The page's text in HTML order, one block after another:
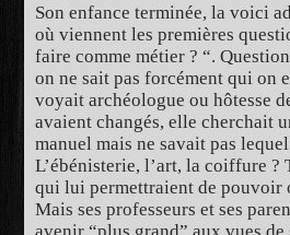
Son enfance terminée, la voici
où viennent les premières
faire comme métier ? “.
on ne sait pas forcément qui on
voyait archéologue ou hôtesse
avaient changés, elle cherchait
manuel mais ne savait pas
L’ébénisterie, l’art, la coiffure ?
qui lui permettraient de pouvoir
Mais ses professeurs et ses